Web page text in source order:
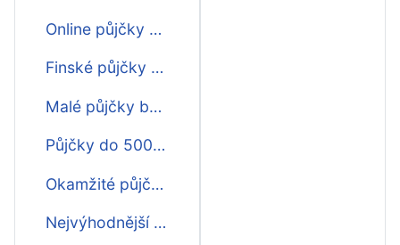
Online půjčky bez potvrzování příjmu
Finské půjčky bez potvrzování příjmu
Malé půjčky bez potvrzování příjmu
Půjčky do 5000 bez potvrzování příjmu
Okamžité půjčky bez potvrzování příjmu
Nejvýhodnější půjčky bez potvrzování příjmu